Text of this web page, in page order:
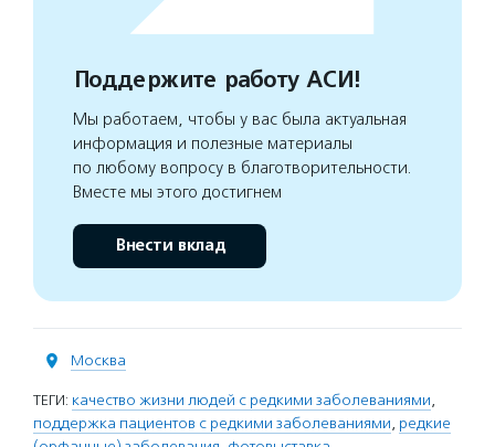
Поддержите работу АСИ!
Мы работаем, чтобы у вас была актуальная
информация и полезные материалы
по любому вопросу в благотворительности.
Вместе мы этого достигнем
Внести вклад
Москва
ТЕГИ: качество жизни людей с редкими заболеваниями,
поддержка пациентов с редкими заболеваниями, редкие